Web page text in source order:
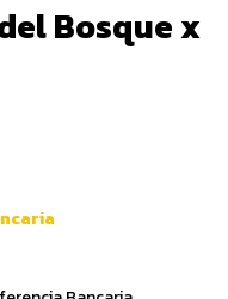
Bosque x